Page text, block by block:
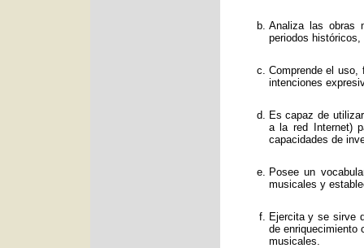
Analiza las obras
periodos
Comprende el
intenciones
Es capaz de
a la red Internet)
capacidades de
Posee un
musicales y
Ejercita y se sirve
de enriquecimiento
musicales.